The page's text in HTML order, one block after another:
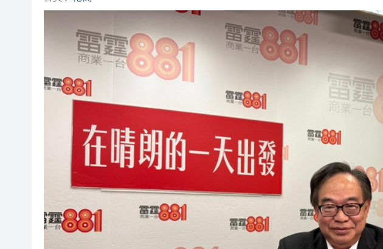
閩粵贛三地漢樂藝術家齊聚深圳，共奏客家文化傳承
有片丨外交部回應特朗普委內瑞拉石油言論 拉美國家
50餘位頂尖專家共話時代命題
海南澄邁文儒煥新升級 五組數據見證文儒沉香從傳統
梁振英率港區全國政協委員考察團來瓊考察
2025年海南儋州以舊換新帶動消費約18億元
山東26戶省屬國企去年合計營收2.58萬億 利潤總額近
瀋陽鐵西校園閱讀活動解鎖閱讀新玩法
閩粵贛三地漢樂藝術家齊聚深圳，共奏客家文化傳承新
有片丨外交部回應特朗普委內瑞拉石油言論 拉美國家